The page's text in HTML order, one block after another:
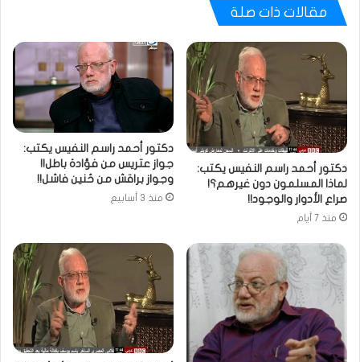
مقالات ذات صلة
دكتور أحمد راسم النفيس يكتب:
لماذا المسلمون دون غيرهم؟!
صراع الأدوار والوجود!!
منذ 7 أيام
دكتور أحمد راسم النفيس يكتب:
جواز عتريس من فؤادة باطل!!
وجواز براقش من حُنين فاشل!!
منذ 3 أسابيع